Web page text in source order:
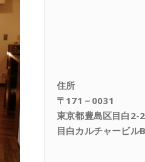
住所
〒171－0031
東京都豊島区目白2-
目白カルチャービル